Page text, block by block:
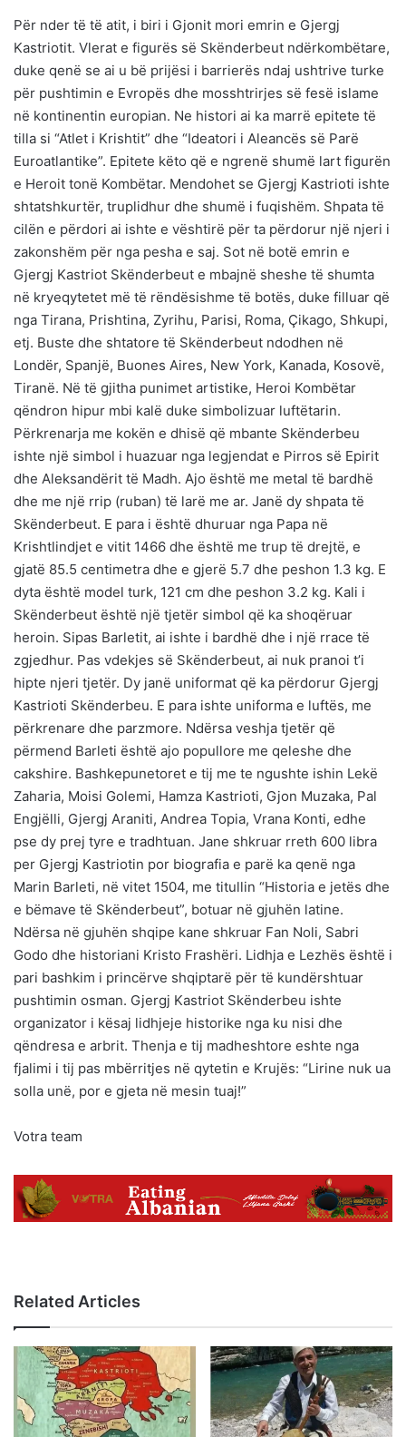
Për nder të të atit, i biri i Gjonit mori emrin e Gjergj
Kastriotit. Vlerat e figurës së Skënderbeut ndërkombëtare,
duke qenë se ai u bë prijësi i barrierës ndaj ushtrive turke
për pushtimin e Evropës dhe mosshtrirjes së fesë islame
në kontinentin europian. Ne histori ai ka marrë epitete të
tilla si “Atlet i Krishtit” dhe “Ideatori i Aleancës së Parë
Euroatlantike”. Epitete këto që e ngrenë shumë lart figurën
e Heroit tonë Kombëtar. Mendohet se Gjergj Kastrioti ishte
shtatshkurtër, truplidhur dhe shumë i fuqishëm. Shpata të
cilën e përdori ai ishte e vështirë për ta përdorur një njeri i
zakonshëm për nga pesha e saj. Sot në botë emrin e
Gjergj Kastriot Skënderbeut e mbajnë sheshe të shumta
në kryeqytetet më të rëndësishme të botës, duke filluar që
nga Tirana, Prishtina, Zyrihu, Parisi, Roma, Çikago, Shkupi,
etj. Buste dhe shtatore të Skënderbeut ndodhen në
Londër, Spanjë, Buones Aires, New York, Kanada, Kosovë,
Tiranë. Në të gjitha punimet artistike, Heroi Kombëtar
qëndron hipur mbi kalë duke simbolizuar luftëtarin.
Përkrenarja me kokën e dhisë që mbante Skënderbeu
ishte një simbol i huazuar nga legjendat e Pirros së Epirit
dhe Aleksandërit të Madh. Ajo është me metal të bardhë
dhe me një rrip (ruban) të larë me ar. Janë dy shpata të
Skënderbeut. E para i është dhuruar nga Papa në
Krishtlindjet e vitit 1466 dhe është me trup të drejtë, e
gjatë 85.5 centimetra dhe e gjerë 5.7 dhe peshon 1.3 kg. E
dyta është model turk, 121 cm dhe peshon 3.2 kg. Kali i
Skënderbeut është një tjetër simbol që ka shoqëruar
heroin. Sipas Barletit, ai ishte i bardhë dhe i një rrace të
zgjedhur. Pas vdekjes së Skënderbeut, ai nuk pranoi t’i
hipte njeri tjetër. Dy janë uniformat që ka përdorur Gjergj
Kastrioti Skënderbeu. E para ishte uniforma e luftës, me
përkrenare dhe parzmore. Ndërsa veshja tjetër që
përmend Barleti është ajo popullore me qeleshe dhe
cakshire. Bashkepunetoret e tij me te ngushte ishin Lekë
Zaharia, Moisi Golemi, Hamza Kastrioti, Gjon Muzaka, Pal
Engjëlli, Gjergj Araniti, Andrea Topia, Vrana Konti, edhe
pse dy prej tyre e tradhtuan. Jane shkruar rreth 600 libra
per Gjergj Kastriotin por biografia e parë ka qenë nga
Marin Barleti, në vitet 1504, me titullin “Historia e jetës dhe
e bëmave të Skënderbeut”, botuar në gjuhën latine.
Ndërsa në gjuhën shqipe kane shkruar Fan Noli, Sabri
Godo dhe historiani Kristo Frashëri. Lidhja e Lezhës është i
pari bashkim i princërve shqiptarë për të kundërshtuar
pushtimin osman. Gjergj Kastriot Skënderbeu ishte
organizator i kësaj lidhjeje historike nga ku nisi dhe
qëndresa e arbrit. Thenja e tij madheshtore eshte nga
fjalimi i tij pas mbërritjes në qytetin e Krujës: “Lirine nuk ua
solla unë, por e gjeta në mesin tuaj!”
Votra team
Related Articles